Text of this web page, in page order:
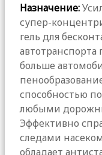
Назначение:
супер-
гель для
автотранспорта
больше
способностью
любыми
Эффективно
следами
обладает